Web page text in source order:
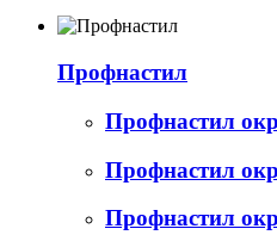
Профнастил
Профнастил
Профнастил
Профнастил